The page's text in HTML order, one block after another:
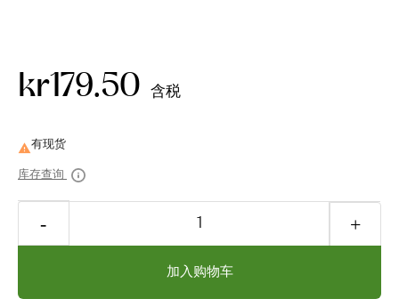
kr179.50 含税

库存查询
加入购物车